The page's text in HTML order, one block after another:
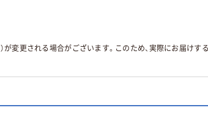
が変更される場合がございます。このため、実際に